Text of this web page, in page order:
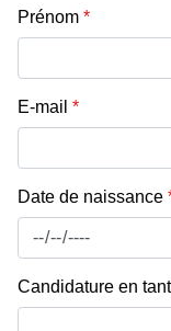
Prénom *
E-mail *
Date de naissance
Candidature en